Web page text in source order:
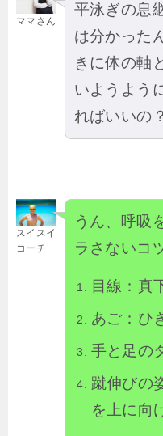
ママさん
平泳ぎの息
は分かった
きに体の軸
いようよう
ればいいの？
スイスイ
コーチ
うん、呼吸
ラさないコ
目線：真
あご：ひ
手と足の
蹴伸びの
を上に向